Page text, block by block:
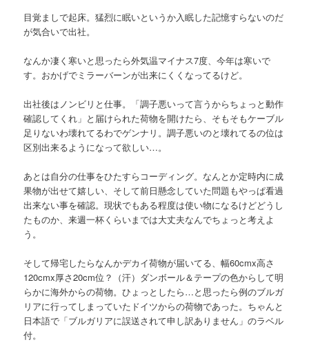
目覚ましで起床。猛烈に眠いというか入眠した記憶すらないのだ
が気合いで出社。
なんか凄く寒いと思ったら外気温マイナス7度、今年は寒いで
す。おかげでミラーバーンが出来にくくなってるけど。
出社後はノンビリと仕事。「調子悪いって言うからちょっと動作
確認してくれ」と届けられた荷物を開けたら、そもそもケーブル
足りないわ壊れてるわでゲンナリ。調子悪いのと壊れてるの位は
区別出来るようになって欲しい…。
あとは自分の仕事をひたすらコーディング。なんとか定時内に成
果物が出せて嬉しい、そして前日懸念していた問題もやっぱ看過
出来ない事を確認。現状でもある程度は使い物になるけどどうし
たものか、来週一杯くらいまでは大丈夫なんでちょっと考えよ
う。
そして帰宅したらなんかデカイ荷物が届いてる、幅60cmx高さ
120cmx厚さ20cm位？（汗）ダンボール＆テープの色からして明
らかに海外からの荷物。ひょっとしたら…と思ったら例のブルガ
リアに行ってしまっていたドイツからの荷物であった。ちゃんと
日本語で「ブルガリアに誤送されて申し訳ありません」のラベル
付。